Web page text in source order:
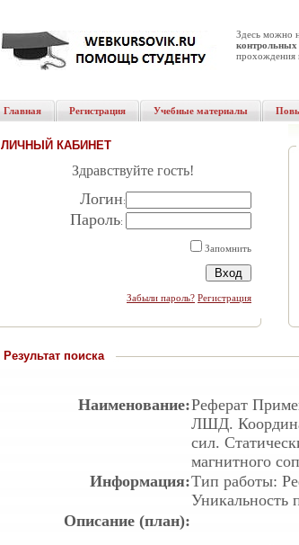
Здесь можно
контрольных
прохождения
Главная Регистрация Учебные материалы
ЛИЧНЫЙ КАБИНЕТ
Здравствуйте гость!
Логин:
Пароль:
Запомнить
Забыли пароль? Регистрация
Результат поиска
Наименование:Реферат
ЛШД.
сил.
магнитного
Информация:Тип работы:
Уникальность
Описание (план):